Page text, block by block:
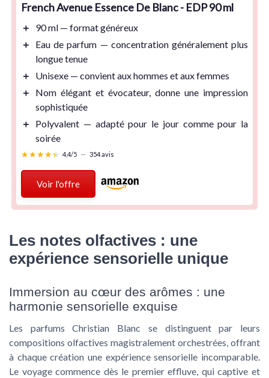
French Avenue Essence De Blanc - EDP 90 ml
＋ 90 ml — format généreux
＋
Eau de parfum — concentration généralement plus
longue tenue
＋
Unisexe — convient aux hommes et aux femmes
＋
Nom élégant et évocateur, donne une impression
sophistiquée
＋
Polyvalent — adapté pour le jour comme pour la
soirée
★★★★★
★★★★★ 4,4/5 — 354 avis
Voir l'offre
Les notes olfactives : une
expérience sensorielle unique
Immersion au cœur des arômes : une
harmonie sensorielle exquise
Les parfums Christian Blanc se distinguent par leurs
compositions olfactives magistralement orchestrées, offrant
à chaque création une expérience sensorielle incomparable.
Le voyage commence dès le premier effluve, qui captive et